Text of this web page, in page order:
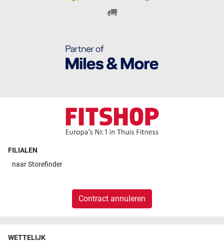
FILIALEN
naarStorefinder
Contract annuleren
WETTELIJK